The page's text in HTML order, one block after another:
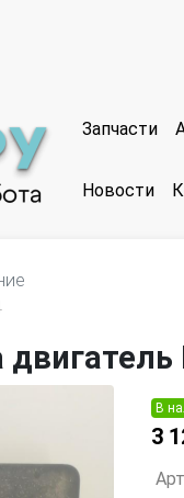
Запчасти
Новости
В
3